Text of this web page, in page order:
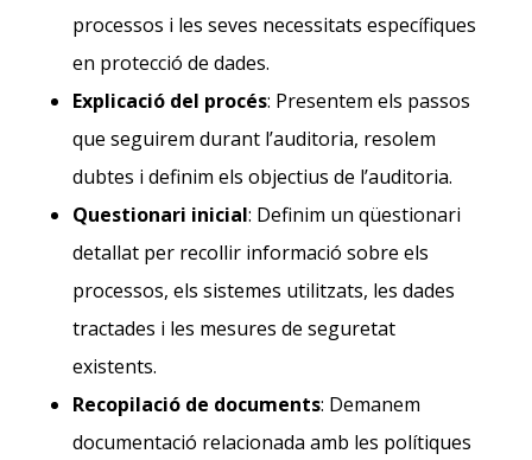
processos i les seves necessitats específiques
en protecció de dades.
Explicació del procés: Presentem els passos
que seguirem durant l’auditoria, resolem
dubtes i definim els objectius de l’auditoria.
Questionari inicial: Definim un qüestionari
detallat per recollir informació sobre els
processos, els sistemes utilitzats, les dades
tractades i les mesures de seguretat
existents.
Recopilació de documents: Demanem
documentació relacionada amb les polítiques